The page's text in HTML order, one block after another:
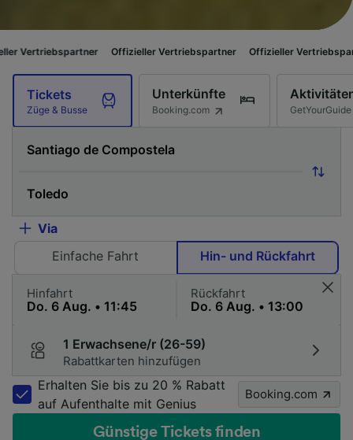
Offizieller Vertriebspartner Offizieller Vertriebspartner
Tickets
Züge & Busse
Unterkünfte
Booking.com GetYourGuide
Via
Einfache Fahrt
Hin- und Rückfahrt
Hinfahrt Rückfahrt
1 Erwachsene/r (26-59)
Rabattkarten hinzufügen
Erhalten Sie bis zu 20 % Rabatt
auf Aufenthalte mit Genius
Booking.com
Günstige Tickets finden